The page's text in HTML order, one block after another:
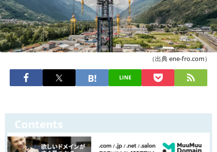
（出典 ene-fro.com）
LINE
Contents